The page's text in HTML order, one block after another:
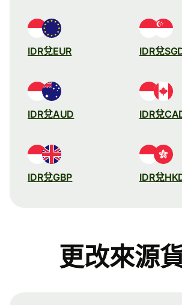
IDR兌EUR IDR兌
IDR兌AUD IDR兌
IDR兌GBP IDR兌
更改來源